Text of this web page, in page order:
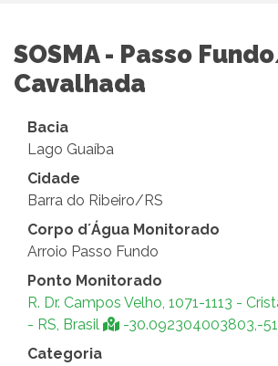
SOSMA - Passo
Cavalhada
Bacia
Lago Guaíba
Cidade
Barra do Ribeiro/RS
Corpo d´Água Monitorado
Arroio Passo Fundo
Ponto Monitorado
R. Dr. Campos Velho, 1071-1113 -
- RS, Brasil
-30.092304003803,-
Categoria